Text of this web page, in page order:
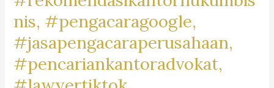
#JualBeliMotorBaleendah,
#MotorDijualBaleendah,
#BaleendahMotorClub,
#BaleendahBikeLife,
#MotorLoversBaleendah,
nis, #pengacaragoogle,
#jasapengacaraperusahaan,
#pencariankantoradvokat,